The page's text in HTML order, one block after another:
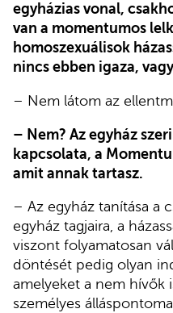
egyházias vonal,
van a momentumos
homoszexuálisok
nincs ebben igaza,
– Nem látom az
– Nem? Az egyház
kapcsolata, a
amit annak tartasz.
– Az egyház tanítása a
egyház tagjaira, a
viszont folyamatosan
döntését pedig olyan
amelyeket a nem hívők
személyes